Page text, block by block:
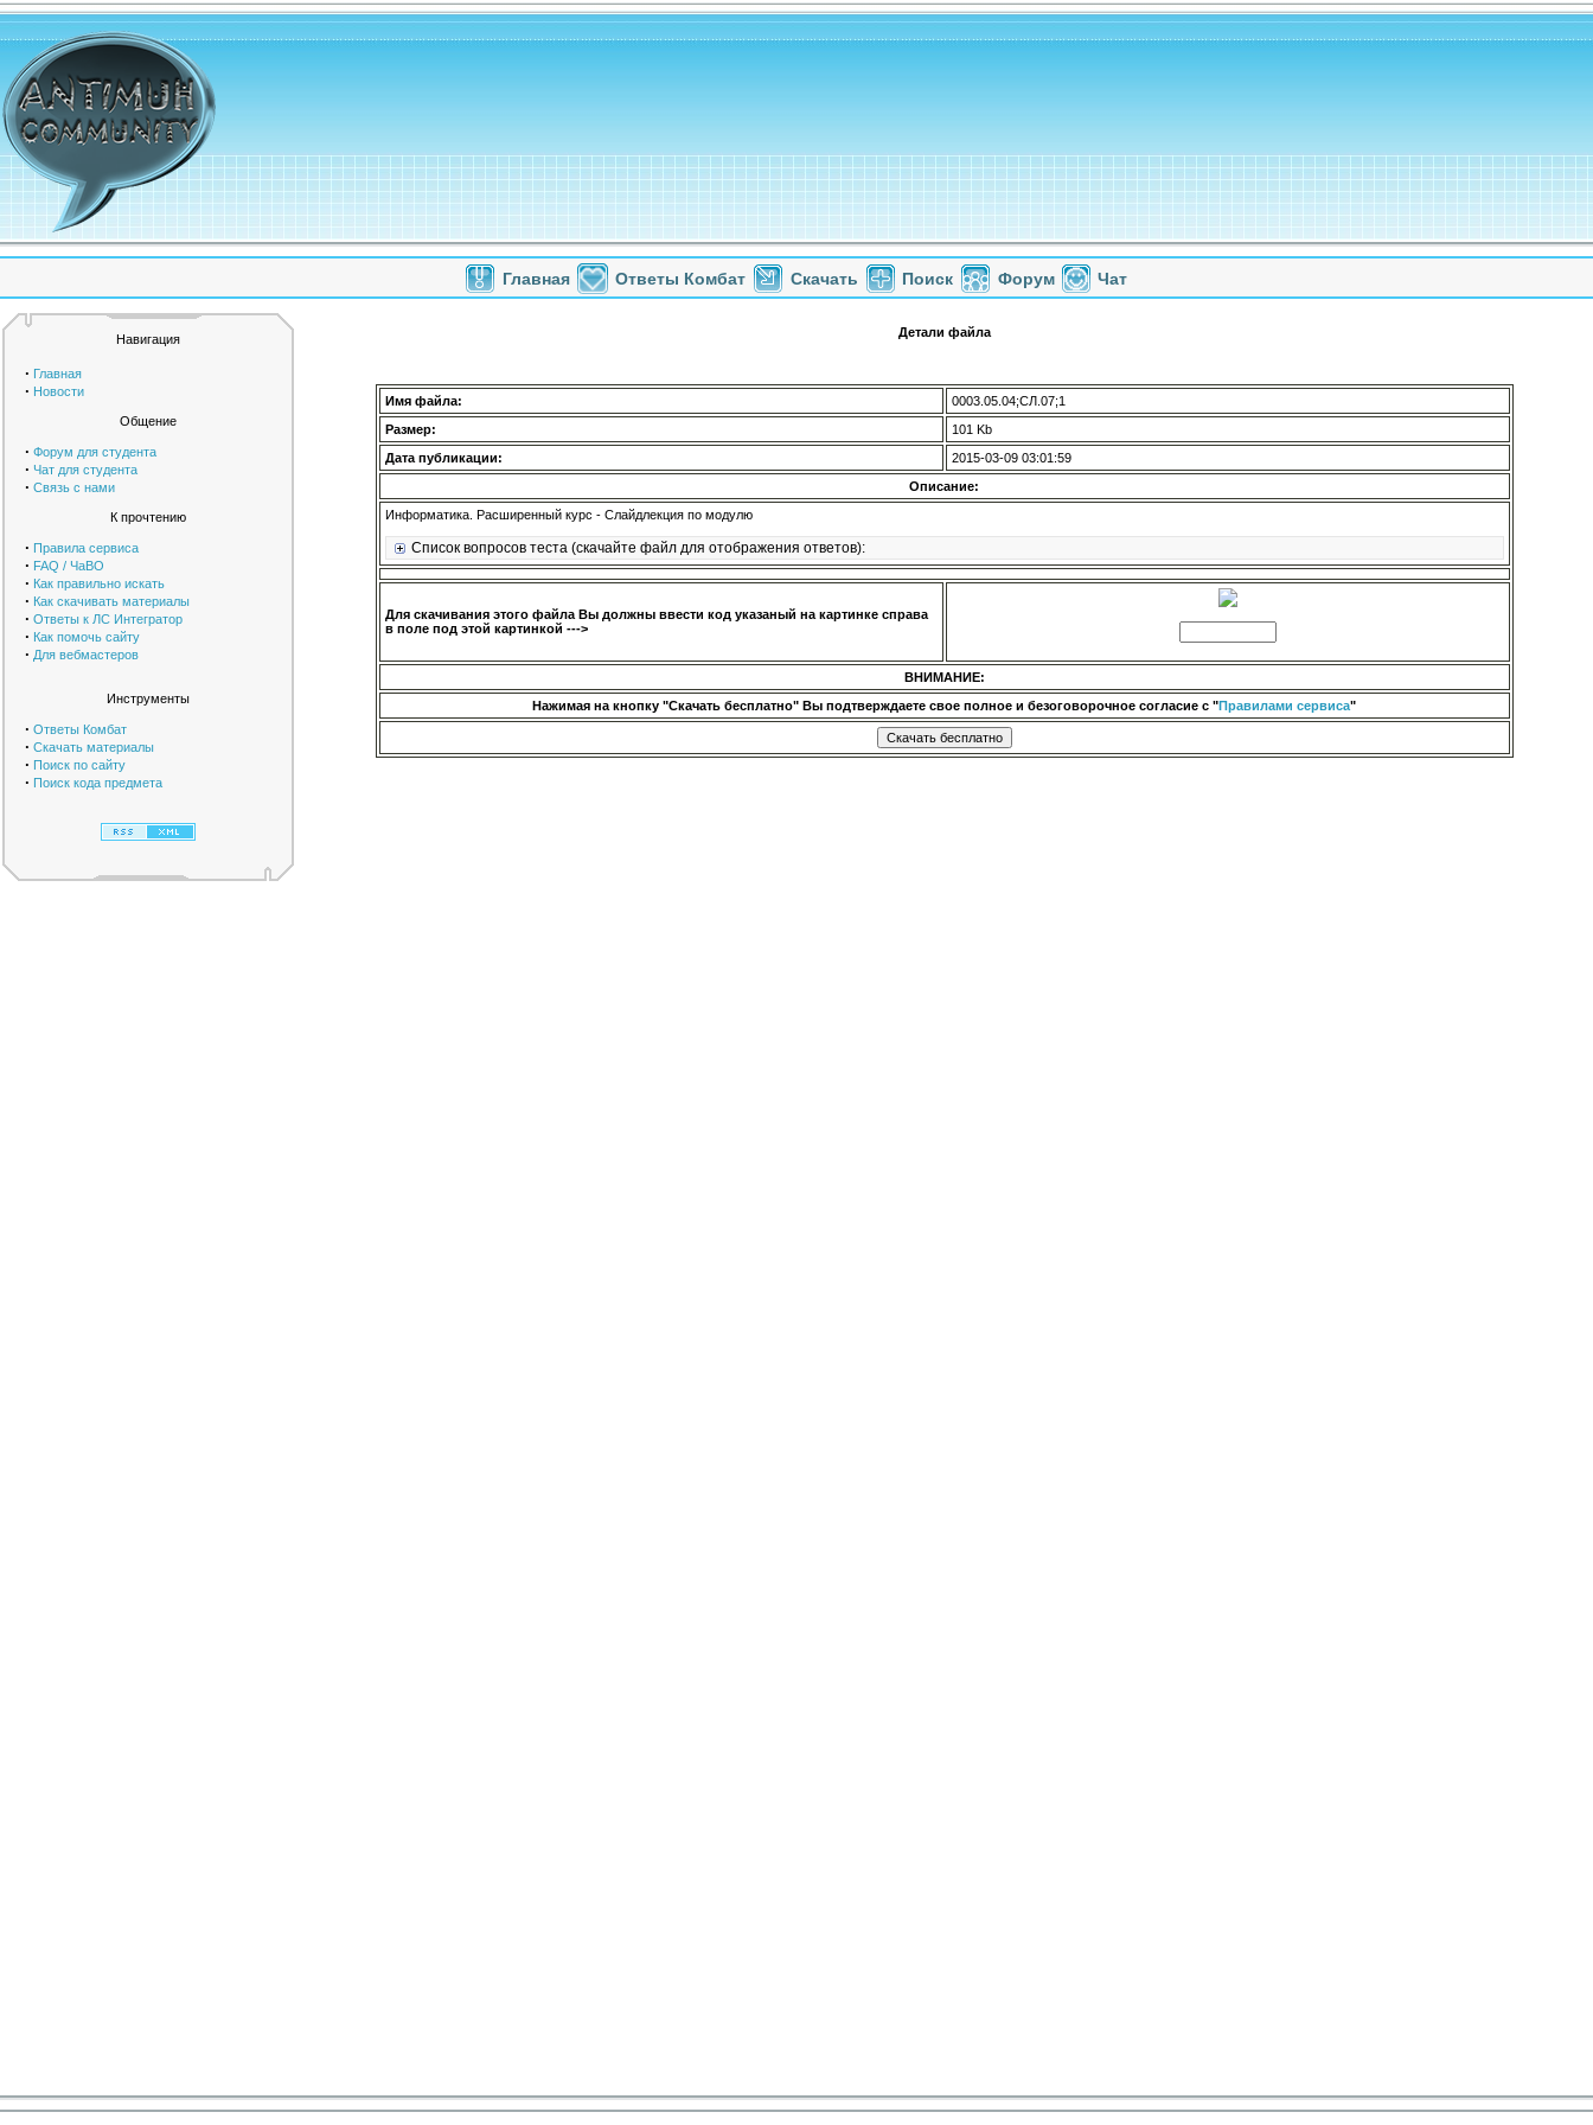
Главная Ответы Комбат Скачать Поиск Форум Чат
Навигация
· Главная
· Новости
Общение
· Форум для студента
· Чат для студента
· Связь с нами
К прочтению
· Правила сервиса
· FAQ / ЧаВО
· Как правильно искать
· Как скачивать материалы
· Ответы к ЛС Интегратор
· Как помочь сайту
· Для вебмастеров
Инструменты
· Ответы Комбат
· Скачать материалы
· Поиск по сайту
· Поиск кода предмета
Детали файла
Имя файла:
0003.05.04;СЛ.07;1
Размер:
101 Kb
Дата публикации:
2015-03-09 03:01:59
Описание:
Информатика. Расширенный курс - Слайдлекция по модулю
Список вопросов теста (скачайте файл для отображения ответов):
Для скачивания этого файла Вы должны ввести код указаный на картинке справа
в поле под этой картинкой --->
ВНИМАНИЕ:
Нажимая на кнопку "Скачать бесплатно" Вы подтверждаете свое полное и безоговорочное согласие с "Правилами сервиса"